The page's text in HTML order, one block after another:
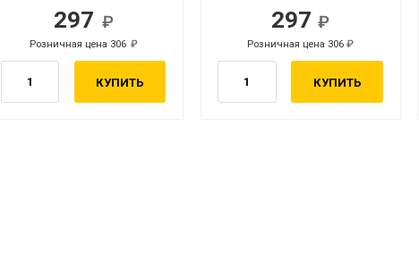
297
Розничная цена 306
КУПИТЬ
297
Розничная цена 306
КУПИТЬ
руб.
руб.